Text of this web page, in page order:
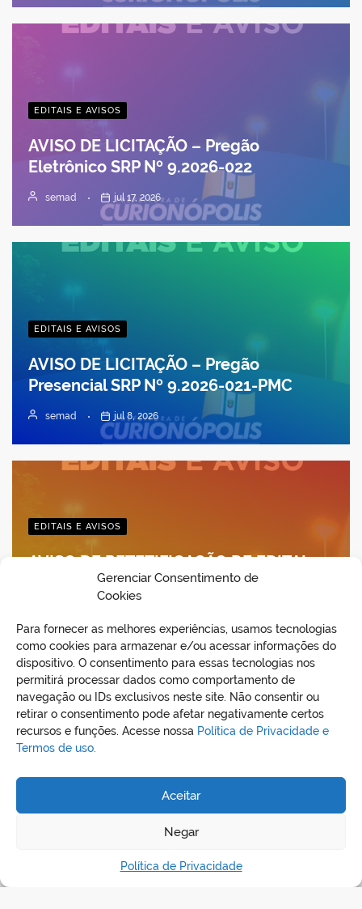
Gerenciar Consentimento de
Cookies
Para fornecer as melhores experiências, usamos tecnologias
como cookies para armazenar e/ou acessar informações do
dispositivo. O consentimento para essas tecnologias nos
permitirá processar dados como comportamento de
navegação ou IDs exclusivos neste site. Não consentir ou
retirar o consentimento pode afetar negativamente certos
recursos e funções. Acesse nossa Política de Privacidade e
Termos de uso.
Aceitar
Negar
Política de Privacidade
EDITAIS E AVISOS
AVISO DE LICITAÇÃO – Pregão
Eletrônico SRP Nº 9.2026-022
semad jul 17, 2026
EDITAIS E AVISOS
AVISO DE LICITAÇÃO – Pregão
Presencial SRP Nº 9.2026-021-PMC
semad jul 8, 2026
EDITAIS E AVISOS
AVISO DE RETETIFICAÇÃO DE EDITAL –
CONCORRÊNCIA PÚBLICA PRESENCIAL
Nº 3.2026-005-PMC
semad jul 8, 2026
REDES SOCIAIS